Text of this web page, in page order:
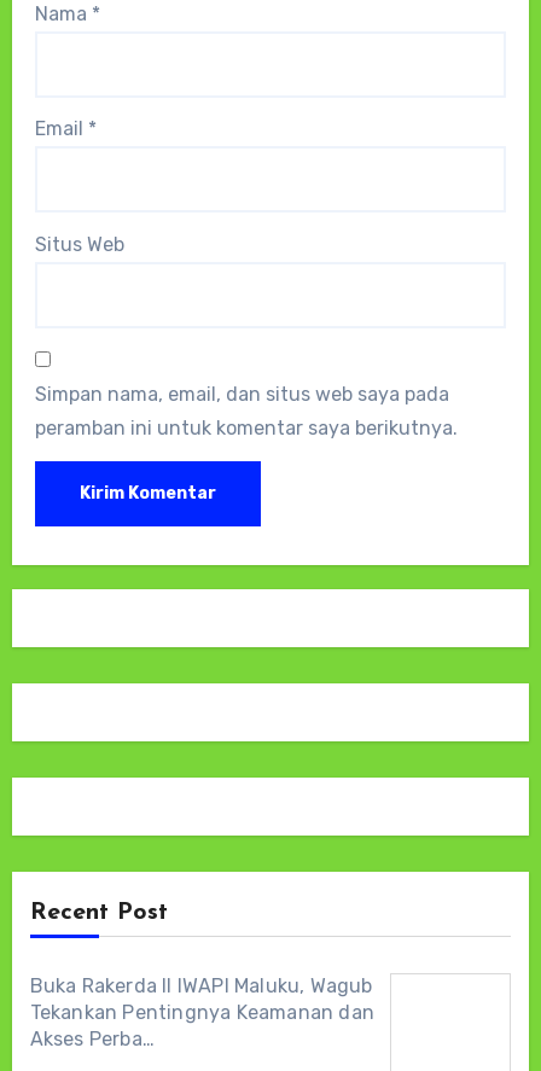
Nama *
Email *
Situs Web
Simpan nama, email, dan situs web saya pada
peramban ini untuk komentar saya berikutnya.
Recent Post
Buka Rakerda II IWAPI Maluku, Wagub
Tekankan Pentingnya Keamanan dan
Akses Perba…